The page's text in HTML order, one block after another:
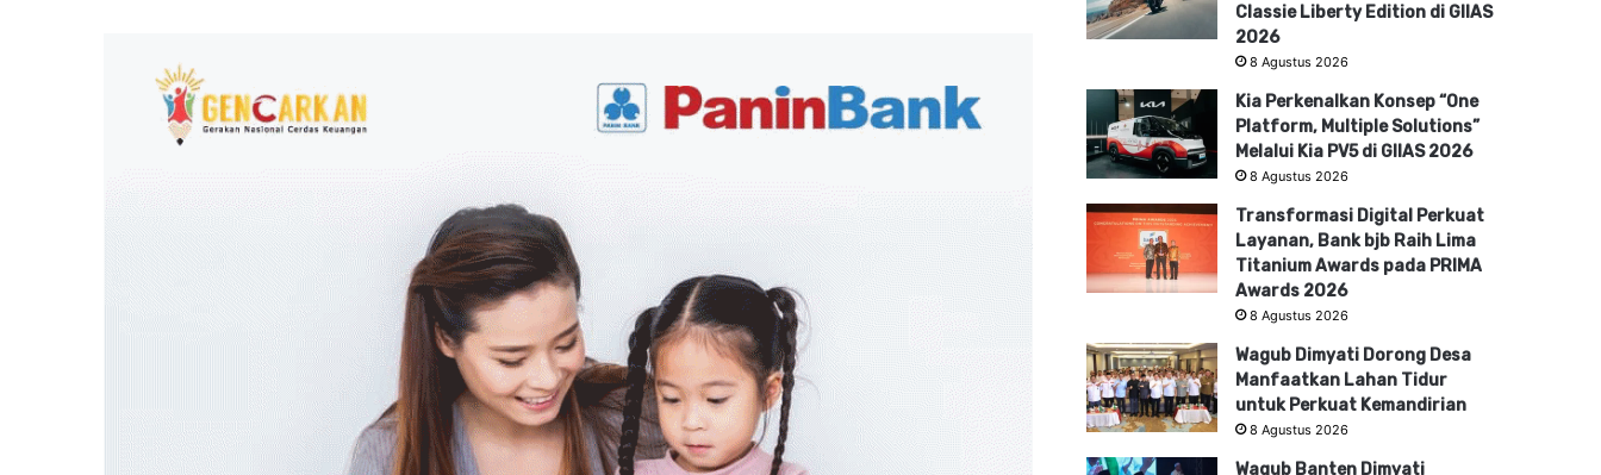
Classie Liberty Edition di GIIAS
2026
8 Agustus 2026
Kia Perkenalkan Konsep “One
Platform, Multiple Solutions”
Melalui Kia PV5 di GIIAS 2026
8 Agustus 2026
Transformasi Digital Perkuat
Layanan, Bank bjb Raih Lima
Titanium Awards pada PRIMA
Awards 2026
8 Agustus 2026
Wagub Dimyati Dorong Desa
Manfaatkan Lahan Tidur
untuk Perkuat Kemandirian
8 Agustus 2026
Wagub Banten Dimyati